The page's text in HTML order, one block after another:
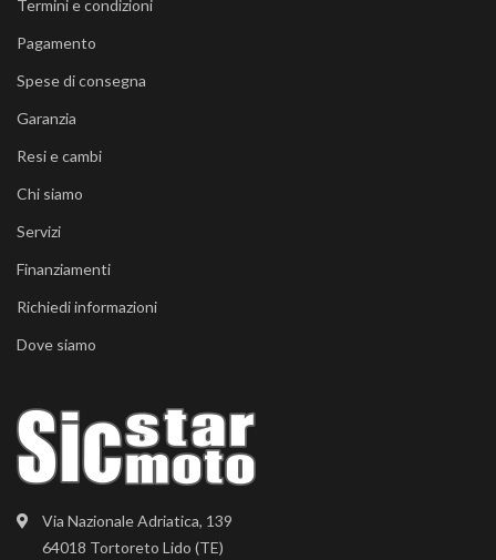
Via Nazionale Adriatica, 139
64018 Tortoreto Lido (TE)
Termini e condizioni
Pagamento
Spese di consegna
Garanzia
Resi e cambi
Chi siamo
Servizi
Finanziamenti
Richiedi informazioni
Dove siamo